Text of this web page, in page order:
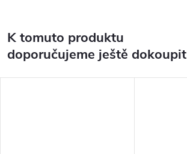
K tomuto produktu
doporučujeme ještě dokoupit